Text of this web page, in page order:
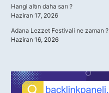
Hangi altın daha sarı ?
Haziran 17, 2026
Adana Lezzet Festivali ne zaman ?
Haziran 16, 2026